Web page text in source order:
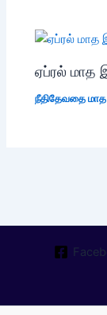
ஏப்ரல் மாத
நீதிதேவதை